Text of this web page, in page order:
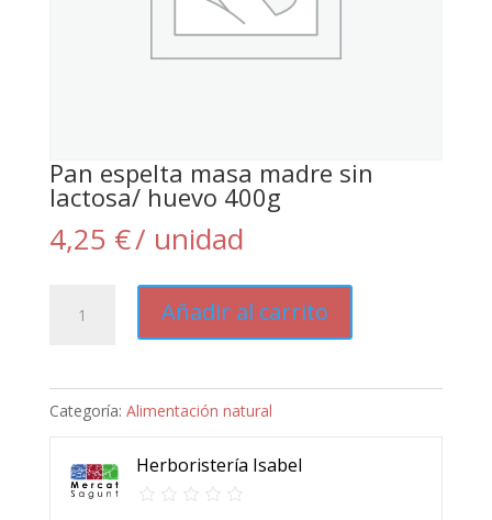
Pan espelta masa madre sin
lactosa/ huevo 400g
4,25 €/ unidad
espelta
madre
sin
huevo
400g
Añadir al carrito
Categoría: Alimentación natural
Herboristería Isabel